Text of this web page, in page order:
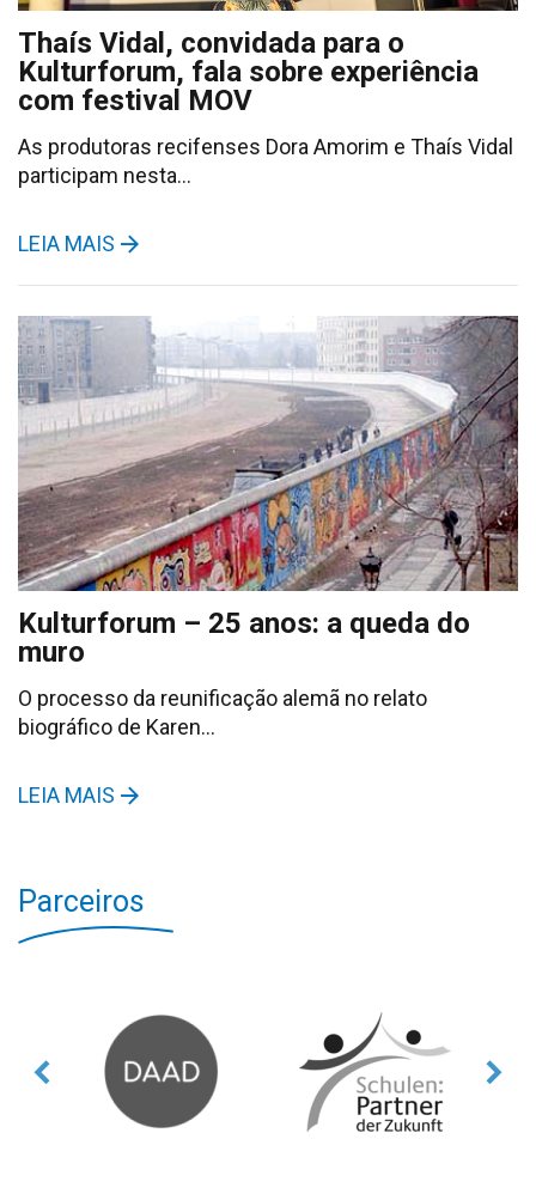
Thaís Vidal, convidada para o
Kulturforum, fala sobre experiência
com festival MOV
As produtoras recifenses Dora Amorim e Thaís Vidal
participam nesta…
LEIA MAIS
Kulturforum – 25 anos: a queda do
muro
O processo da reunificação alemã no relato
biográfico de Karen…
LEIA MAIS
Parceiros